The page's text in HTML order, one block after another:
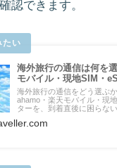
認できます。
海外旅行の通信は何を
モバイル・現地SIM・
海外旅行の通信をどう選ぶ
ahamo・楽天モバイル・現
ターを、到着直後に困らな